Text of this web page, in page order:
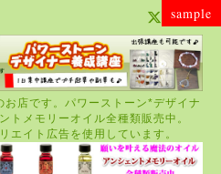
店です。パワーストーン*デザイナ
トメモリーオイル全種類販売中。
エイト広告を使用しています。
sample